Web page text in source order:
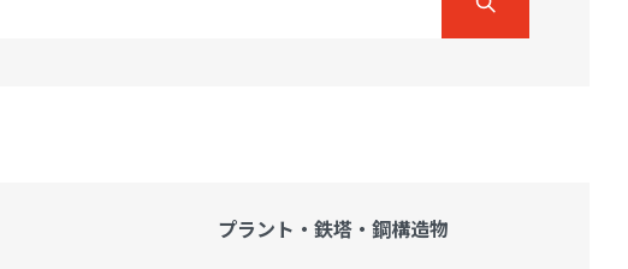
プラント・鉄塔・ 鋼構造物